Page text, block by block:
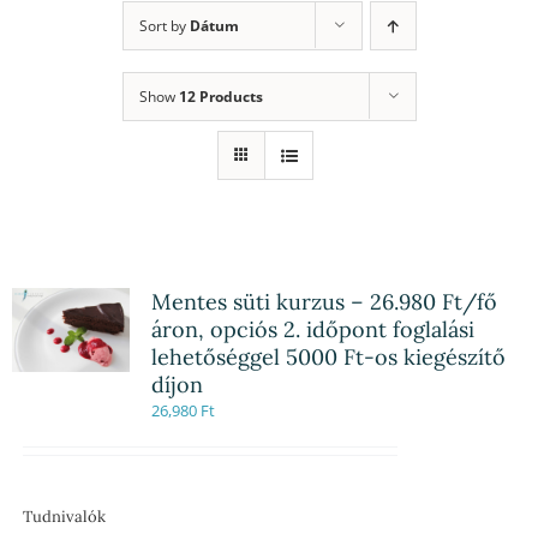
Sort by Dátum
Show 12 Products
Mentes süti kurzus – 26.980 Ft/fő
áron, opciós 2. időpont foglalási
lehetőséggel 5000 Ft-os kiegészítő
díjon
26,980 Ft
Tudnivalók